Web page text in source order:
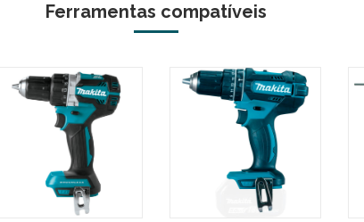
Ferramentas compatíveis